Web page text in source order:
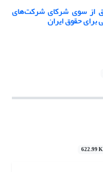
حق از سوی شرکای شرکت‌های
برای حقوق ایران
622.99 K